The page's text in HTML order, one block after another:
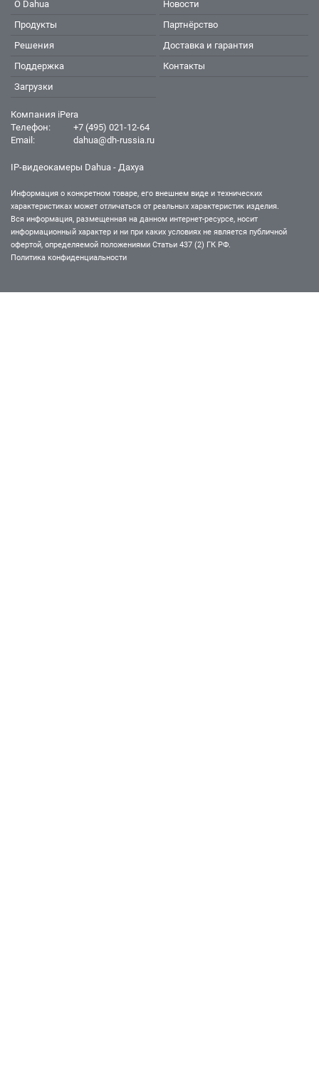
О Dahua
Продукты
Решения
Поддержка
Загрузки
Новости
Партнёрство
Доставка и гарантия
Контакты
Компания iPera
Телефон:
+7 (495) 021-12-64
Email:
dahua@dh-russia.ru
IP-видеокамеры Dahua - Дахуа
Информация о конкретном товаре, его внешнем виде и технических
характеристиках может отличаться от реальных характеристик изделия.
Вся информация, размещенная на данном интернет-ресурсе, носит
информационный характер и ни при каких условиях не является публичной
офертой, определяемой положениями Статьи 437 (2) ГК РФ.
Политика конфиденциальности